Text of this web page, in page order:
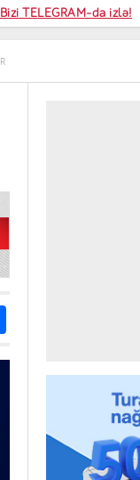
Kart sifarişi
Bizi TELEGRAM-da izlə!
Share